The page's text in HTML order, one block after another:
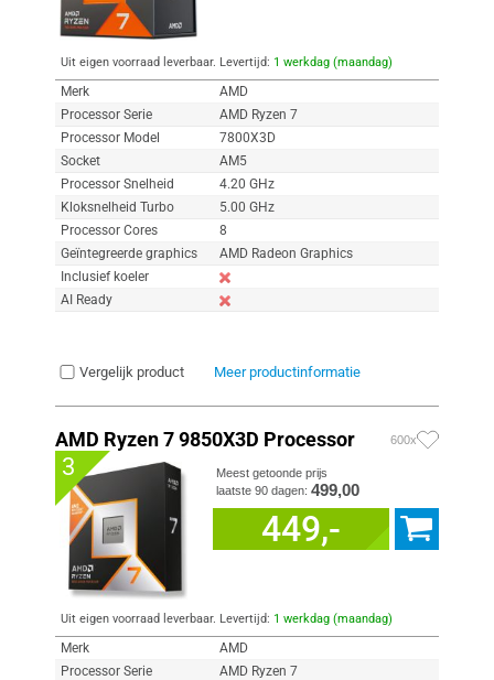
Uit eigen voorraad leverbaar. Levertijd: 1 werkdag (maandag)
Merk
AMD
Processor Serie
AMD Ryzen 7
Processor Model
7800X3D
Socket
AM5
Processor Snelheid
4.20 GHz
Kloksnelheid Turbo
5.00 GHz
Processor Cores
8
Geïntegreerde graphics
AMD Radeon Graphics
Inclusief koeler
AI Ready
Vergelijk product Meer productinformatie
AMD Ryzen 7 9850X3D Processor 600x
3
Meest getoonde prijs
laatste 90 dagen: 499,00
449,-
Uit eigen voorraad leverbaar. Levertijd: 1 werkdag (maandag)
Merk
AMD
Processor Serie
AMD Ryzen 7